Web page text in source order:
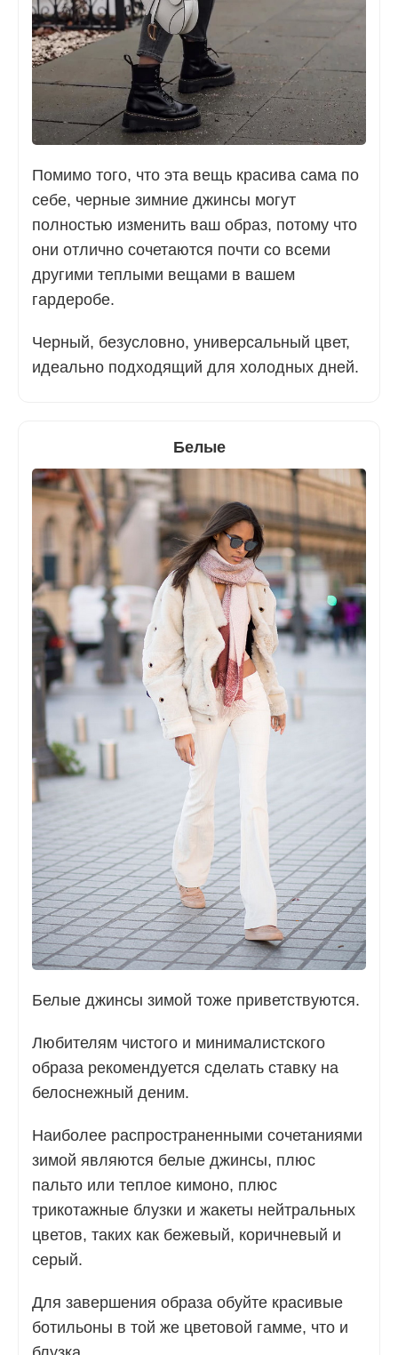
Помимо того, что эта вещь красива сама по
себе, черные зимние джинсы могут
полностью изменить ваш образ, потому что
они отлично сочетаются почти со всеми
другими теплыми вещами в вашем
гардеробе.
Черный, безусловно, универсальный цвет,
идеально подходящий для холодных дней.
Белые
Белые джинсы зимой тоже приветствуются.
Любителям чистого и минималистского
образа рекомендуется сделать ставку на
белоснежный деним.
Наиболее распространенными сочетаниями
зимой являются белые джинсы, плюс
пальто или теплое кимоно, плюс
трикотажные блузки и жакеты нейтральных
цветов, таких как бежевый, коричневый и
серый.
Для завершения образа обуйте красивые
ботильоны в той же цветовой гамме, что и